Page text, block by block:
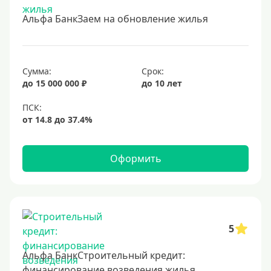
В банке под залог
Долгосрочные
Год
3 года
4 года
6 лет
8 лет
9 лет
Альфа БанкЗаем на обновление жилья
Сумма:
до 15 000 000 ₽
Срок:
до 10 лет
Оформить
5
Альфа БанкСтроительный кредит: